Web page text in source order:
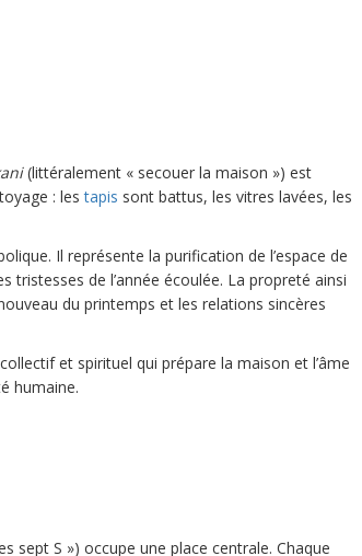
(littéralement « secouer la maison ») est
: lestapis sont battus, les vitres lavées, les
Il représente la purification de l’espace de
de l’année écoulée. La propreté ainsi
du printemps et les relations sincères
et spirituel qui prépare la maison et l’âme
humaine.
sept S ») occupe une place centrale. Chaque